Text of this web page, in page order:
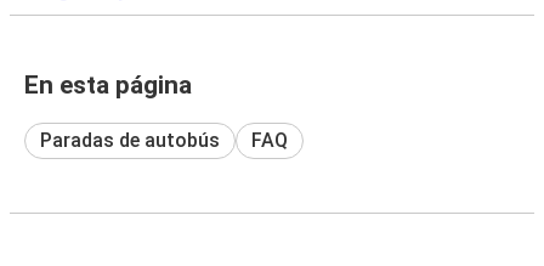
En esta página
Paradas de autobús FAQ